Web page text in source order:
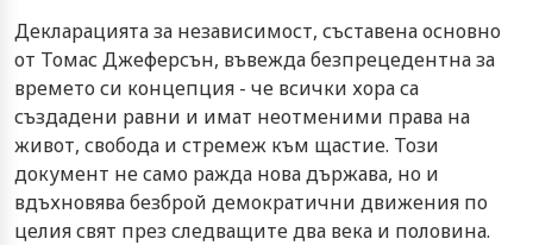
Декларацията за независимост, съставена основно
от Томас Джеферсън, въвежда безпрецедентна за
времето си концепция - че всички хора са
създадени равни и имат неотменими права на
живот, свобода и стремеж към щастие. Този
документ не само ражда нова държава, но и
вдъхновява безброй демократични движения по
целия свят през следващите два века и половина.